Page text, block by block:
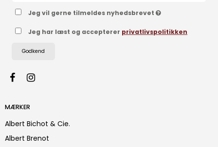
Jeg vil gerne tilmeldes nyhedsbrevet
Jeg har læst og accepterer privatlivspolitikken
Godkend
MÆRKER
Albert Bichot & Cie.
Albert Brenot